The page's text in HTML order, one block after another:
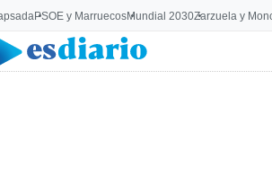
PSOE y MarruecosMundial 2030Zarzuela y